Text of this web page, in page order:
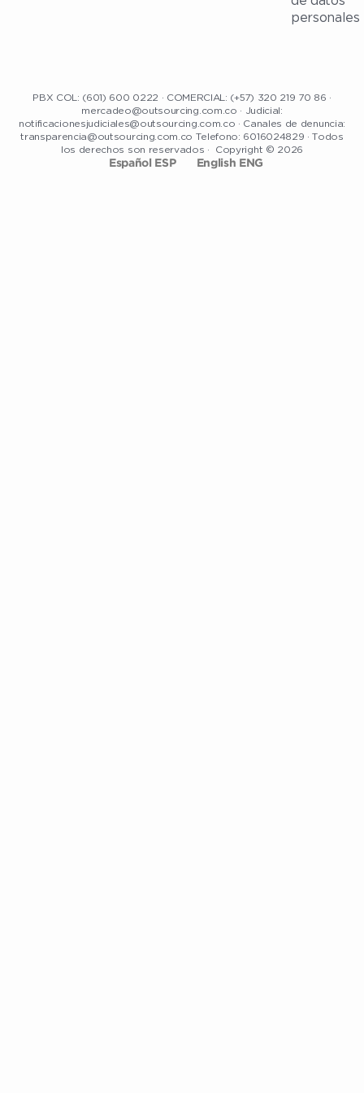
personales
PBX COL: (601) 600 0222 · COMERCIAL: (+57) 320 219 70 86 ·
mercadeo@outsourcing.com.co · Judicial:
notificacionesjudiciales@outsourcing.com.co · Canales de denuncia:
transparencia@outsourcing.com.co Telefono: 6016024829 · Todos
los derechos son reservados · Copyright © 2026
Español ESP English ENG